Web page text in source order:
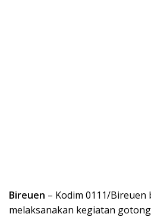
Bireuen – Kodim 0111/
melaksanakan kegiatan